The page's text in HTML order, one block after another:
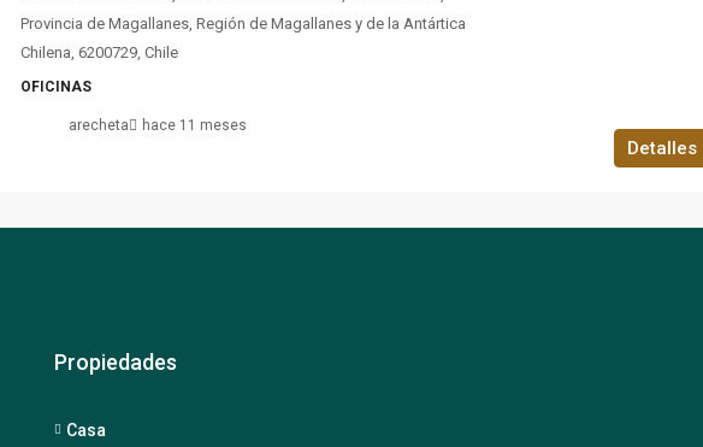
Provincia de Magallanes, Región de Magallanes y de la Antártica
Chilena, 6200729, Chile
OFICINAS
Detalles
arecheta hace 11 meses
Propiedades
Casa